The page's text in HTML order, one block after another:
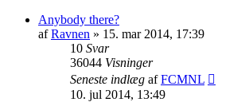
Anybody there?
afRavnen » 15. mar 2014, 17:39
10 Svar
36044 Visninger
Seneste indlæg afFCMNL
10. jul 2014, 13:49